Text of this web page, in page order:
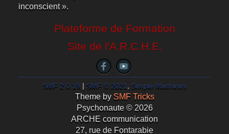
inconscient ».
Plateforme de Formation
Site de l'A.R.C.H.E.
SMF 2.0.19 SMF © 2021, Simple Machines
Theme by SMF Tricks
Psychonaute © 2026
ARCHE communication
27, rue de Fontarabie